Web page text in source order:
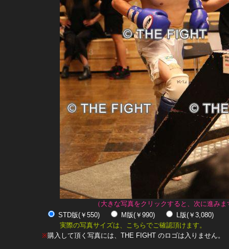
（大きな写真をクリックすると、次に進みま
STD版(￥550)
M版(￥990)
L版(￥3,080)
実際の写真サイズは、こちらでご確認頂けます。
※購入して頂く写真には、THE FIGHT のロゴは入りません。